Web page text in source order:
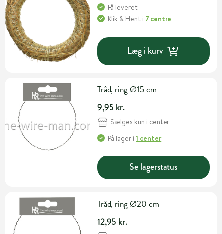
Få leveret
Klik & Hent i 7 centre
Læg i kurv
Tråd, ring Ø15 cm
9,95 kr.
Sælges kun i center
På lager i1 center
Se lagerstatus
Tråd, ring Ø20 cm
12,95 kr.